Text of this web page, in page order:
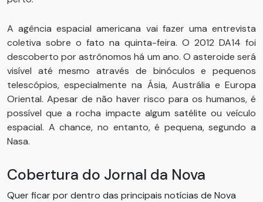
A agência espacial americana vai fazer uma entrevista
coletiva sobre o fato na quinta-feira. O 2012 DA14 foi
descoberto por astrônomos há um ano. O asteroide será
visível até mesmo através de binóculos e pequenos
telescópios, especialmente na Ásia, Austrália e Europa
Oriental. Apesar de não haver risco para os humanos, é
possível que a rocha impacte algum satélite ou veículo
espacial. A chance, no entanto, é pequena, segundo a
Nasa.
Cobertura do Jornal da Nova
Quer ficar por dentro das principais notícias de Nova